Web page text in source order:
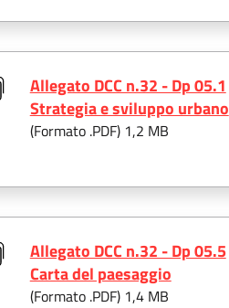
Allegato DCC n.32 - Dp 05.1
Strategia e sviluppo urbano
(Formato .PDF) 1,2 MB
Allegato DCC n.32 - Dp 05.5
Carta del paesaggio
(Formato .PDF) 1,4 MB